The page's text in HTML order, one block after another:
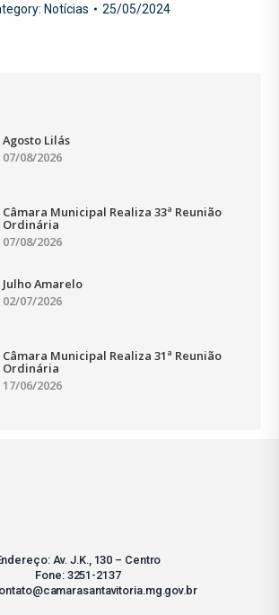
Notícias 25/05/2024
Agosto Lilás
07/08/2026
Câmara Municipal Realiza 33ª Reunião
Ordinária
07/08/2026
Julho Amarelo
02/07/2026
Câmara Municipal Realiza 31ª Reunião
Ordinária
17/06/2026
Av. J.K., 130 – Centro
Fone: 3251-2137